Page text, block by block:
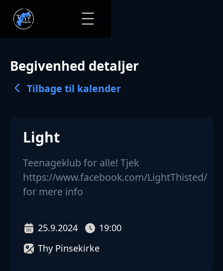
Begivenhed detaljer
Tilbage til kalender
Light
Teenageklub for alle! Tjek
https://www.facebook.com/LightThisted/
for mere info
25.9.2024
19:00
Thy Pinsekirke